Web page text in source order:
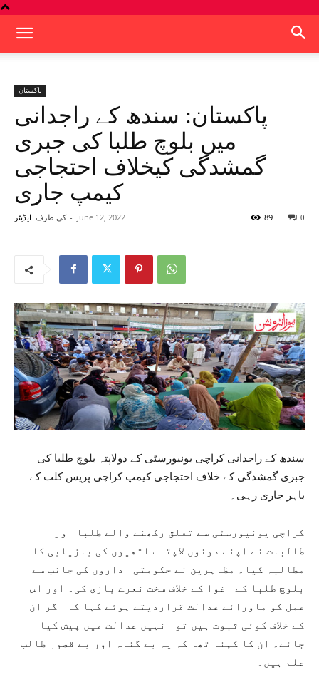
پاکستان
پاکستان: سندھ کے راجدانی
میں بلوچ طلبا کی جبری
گمشدگی کیخلاف احتجاجی
کیمپ جاری
کی طرف ایڈیٹر - June 12, 2022 0
89
سندھ کے راجدانی کراچی یونیورسٹی کے دولاپتہ بلوچ طلبا کی
جبری گمشدگی کے خلاف احتجاجی کیمپ کراچی پریس کلب کے
باہر جاری رہی۔
کراچی یونیورسٹی سے تعلق رکھنے والے طلبا اور
طالبات نے اپنے دونوں لاپتہ ساتھیوں کی بازیابی کا
مطالبہ کیا۔ مظاہرین نے حکومتی اداروں کی جانب سے
بلوچ طلبا کے اغوا کے خلاف سخت نعرے بازی کی۔ اور اس
عمل کو ماورائے عدالت قراردیتے ہوئے کہا کہ اگر ان
کے خلاف کوئی ثبوت ہیں تو انہیں عدالت میں پیش کیا
جائے۔ ان کا کہنا تھا کہ یہ بے گناہ اور بے قصور طالب
علم ہیں۔